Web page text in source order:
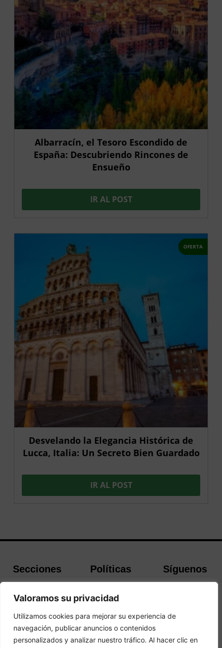
Valoramos su privacidad
Utilizamos cookies para mejorar su experiencia de
navegación, publicar anuncios o contenidos
personalizados y analizar nuestro tráfico. Al hacer clic en
Albarracín, el Tesoro Escondido de
España: Descubriendo Rincones de
Ensueño
IR AL POST
OFERTA
Desvelando la Elegancia Histórica de
Lucca, Italia: Un Secreto Bien Guardado
IR AL POST
Secciones
Buscador de
Políticas
cookies
Política de
Privacidad
Síguenos